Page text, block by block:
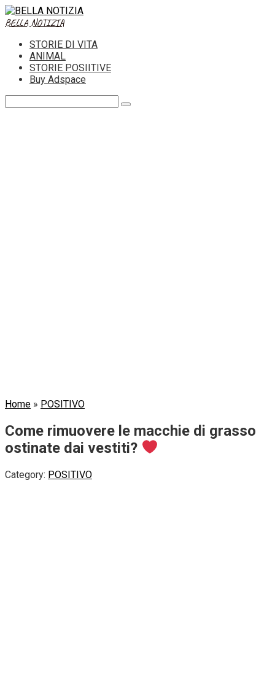
Skip
to
BELLA NOTIZIA
STORIE DI VITA
ANIMAL
STORIE POSIITIVE
Buy Adspace
Home » POSITIVO
Come rimuovere le macchie di grasso
ostinate dai vestiti?
Category: POSITIVO